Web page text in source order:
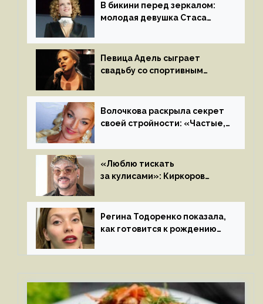
В бикини перед зеркалом:
молодая девушка Стаса
на камеру
Певица Адель сыграет
свадьбу со спортивным
летом
Волочкова раскрыла секрет
своей стройности: «Частые,
«Люблю тискать
за кулисами»: Киркоров
к молодой особе
Регина Тодоренко показала,
как готовится к рождению